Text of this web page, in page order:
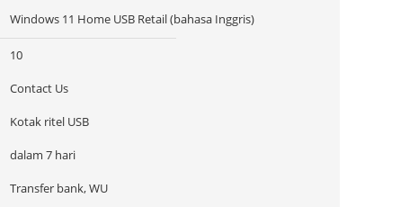
Windows 11 Home USB Retail (bahasa Inggris)
10
Contact Us
Kotak ritel USB
dalam 7 hari
Transfer bank, WU